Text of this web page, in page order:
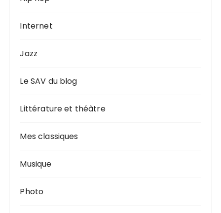
Internet
Jazz
Le SAV du blog
Littérature et théâtre
Mes classiques
Musique
Photo